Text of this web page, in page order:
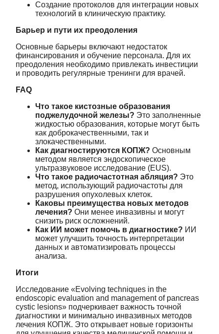
Создание протоколов для интеграции новых
технологий в клиническую практику.
Барьер и пути их преодоления
Основные барьеры включают недостаток
финансирования и обучение персонала. Для их
преодоления необходимо привлекать инвестиции
и проводить регулярные тренинги для врачей.
FAQ
Что такое кистозные образования
поджелудочной железы? Это заполненные
жидкостью образования, которые могут быть
как доброкачественными, так и
злокачественными.
Как диагностируются КОПЖ? Основным
методом является эндоскопическое
ультразвуковое исследование (EUS).
Что такое радиочастотная абляция? Это
метод, использующий радиочастоты для
разрушения опухолевых клеток.
Каковы преимущества новых методов
лечения? Они менее инвазивны и могут
снизить риск осложнений.
Как ИИ может помочь в диагностике? ИИ
может улучшить точность интерпретации
данных и автоматизировать процессы
анализа.
Итоги
Исследование «Evolving techniques in the
endoscopic evaluation and management of pancreas
cystic lesions» подчеркивает важность точной
диагностики и минимально инвазивных методов
лечения КОПЖ. Это открывает новые горизонты